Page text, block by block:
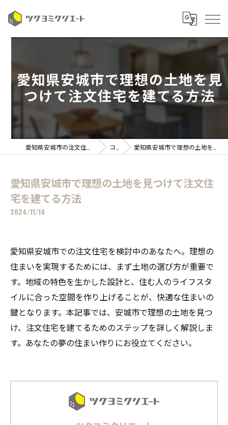
愛知県安城市で理想の土地を見
つけて注文住宅を建てる方法
コラム 愛知県安城市で理想の土地を見つけて注文住宅を建てる方法
愛知県安城市で理想の土地を見つけて注文住
宅を建てる方法
2024/11/14
愛知県安城市での注文住宅を検討中のあなたへ。理想の
住まいを実現するためには、まず土地の選び方が重要で
す。地域の特色を生かした設計と、住む人のライフスタ
イルに合った空間を作り上げることが、快適な住まいの
鍵となります。本記事では、安城市で理想の土地を見つ
け、注文住宅を建てるためのステップを詳しく解説しま
す。あなたの夢の住まい作りにお役立てください。